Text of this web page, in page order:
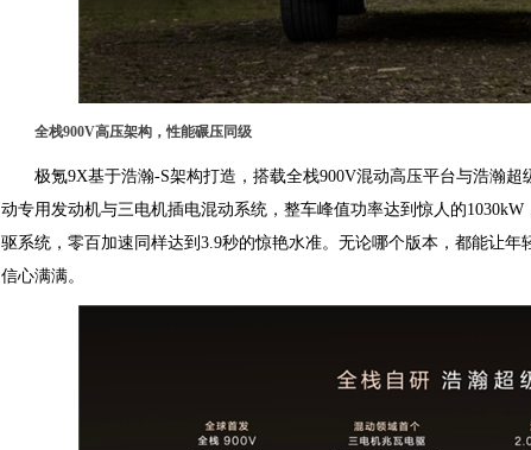
全栈900V高压架构，性能碾压同级
极氪9X基于浩瀚-S架构打造，搭载全栈900V混动高压平台与浩瀚
动专用发动机与三电机插电混动系统，整车峰值功率达到惊人的
驱系统，零百加速同样达到3.9秒的惊艳水准。无论哪个版本，都能让
信心满满。